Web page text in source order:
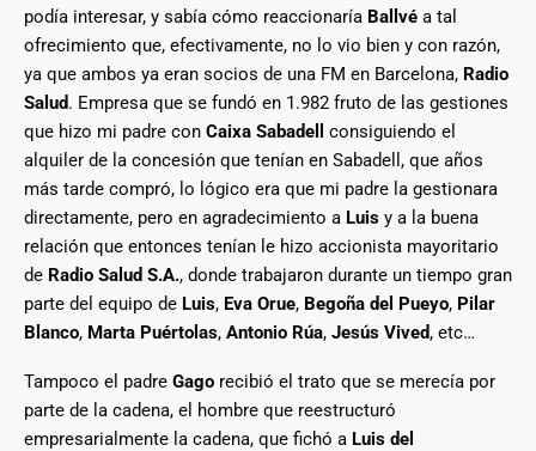
podía interesar, y sabía cómo reaccionaría Ballvé a tal
ofrecimiento que, efectivamente, no lo vio bien y con razón,
ya que ambos ya eran socios de una FM en Barcelona, Radio
Salud. Empresa que se fundó en 1.982 fruto de las gestiones
que hizo mi padre con Caixa Sabadell
consiguiendo el
alquiler de la concesión que tenían en Sabadell, que años
más tarde compró, lo lógico era que mi padre la gestionara
directamente, pero en agradecimiento a Luis y a la buena
relación que entonces tenían le hizo accionista mayoritario
de Radio Salud S.A., donde trabajaron durante un tiempo gran
parte del equipo de Luis, Eva Orue, Begoña del Pueyo, Pilar
Blanco, Marta Puértolas, Antonio Rúa, Jesús Vived, etc…
Tampoco el padre Gago recibió el trato que se merecía por
parte de la cadena, el hombre que reestructuró
empresarialmente la cadena, que fichó a Luis del